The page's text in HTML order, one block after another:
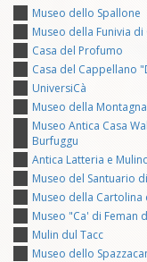
Museo dello Spallone
Museo della Funivia di
Casa del Profumo
Casa del Cappellano
UniversiCà
Museo della
Museo Antica Casa
Burfuggu
Antica Latteria e
Museo del Santuario
Museo della Cartolina
Museo "Ca' di Feman
Mulin dul Tacc
Museo dello